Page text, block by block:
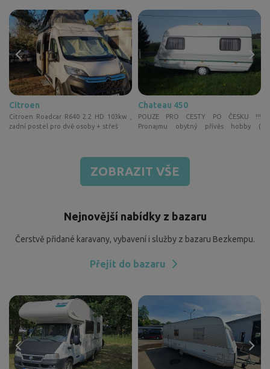
Citroen
Citroen Roadcar R640 2.2 HD 103kw ,
zadní postel pro dvě osoby + střeš
Chateau 450
POUZE PRO CESTY PO ČESKU !!!
Pronajmu obytný přívěs hobby (
ZOBRAZIT VŠE
Nejnovější nabídky z bazaru
Čerstvě přidané karavany, vybavení i služby z bazaru Bezkempu.
Přejít do bazaru